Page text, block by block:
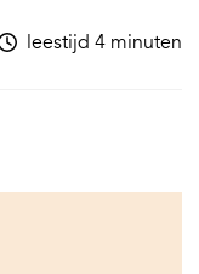
leestijd 4 minuten